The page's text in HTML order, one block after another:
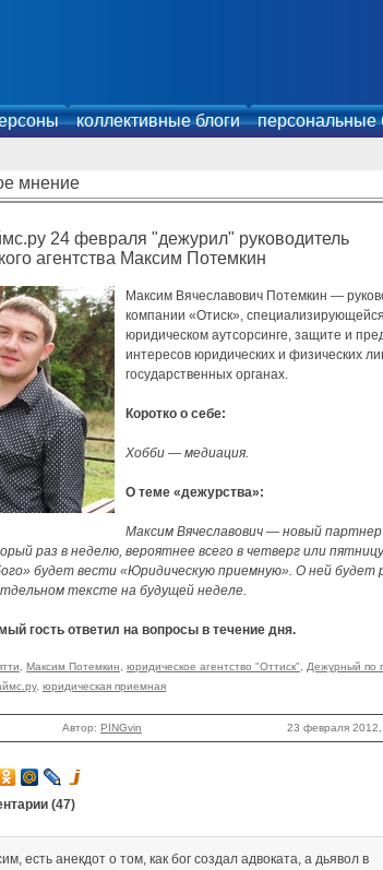
коллективные блоги персональные
мнение
24 февраля "дежурил" руководитель
агентства Максим Потемкин
Максим Вячеславович Потемкин —
компании «Отиск»,
юридическом аутсорсинге, защите и
интересов юридических и физических
государственных органах.
Коротко о себе:
Хобби — медиация.
О теме «дежурства»:
Максим Вячеславович — новый
раз в неделю, вероятнее всего в четверг или
будет вести «Юридическую приемную». О ней будет
тексте на будущей неделе.
гость ответил на вопросы в течение дня.
Максим Потемкин юридическое агентство "Оттиск" Дежурный по
, юридическая приемная
Автор: PINGvin 23 февраля 2012,
(47)
есть анекдот о том, как бог создал адвоката, а дьявол в